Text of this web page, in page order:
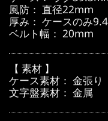
風防： 直径22mm
厚み： ケースのみ
ベルト幅： 20mm
【 素材 】
ケース素材： 金張り
文字盤素材： 金属